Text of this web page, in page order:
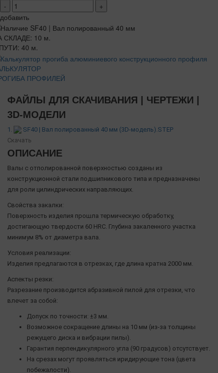
-
+
добавить
СКЛАДЕ: 10 м.
40 м.
ПРОФИЛЕЙ
ФАЙЛЫ ДЛЯ СКАЧИВАНИЯ | ЧЕРТЕЖИ |
3D-МОДЕЛИ
1.
SF40 | Вал полированный 40 мм (3D-модель).STEP
Скачать
ОПИСАНИЕ
Валы с отполированной поверхностью созданы из
конструкционной стали подшипникового типа и предназначены
для роли цилиндрических направляющих.
Свойства закалки:
Поверхность изделия прошла термическую обработку,
достигающую твердости 60 HRC. Глубина закаленного участка
минимум 8% от диаметра вала.
Условия реализации:
Изделия предлагаются в отрезках, где длина кратна 2000 мм.
Аспекты резки:
Разрезание производится абразивной пилой для отрезки, что
влечет за собой:
Допуск по точности: ±3 мм.
Возможное сокращение длины на 10 мм (из-за толщины
режущего диска и вибрации пилы).
Гарантия перпендикулярного угла (90 градусов) отсутствует.
На срезах могут проявляться иридирующие тона (цвета
побежалости).